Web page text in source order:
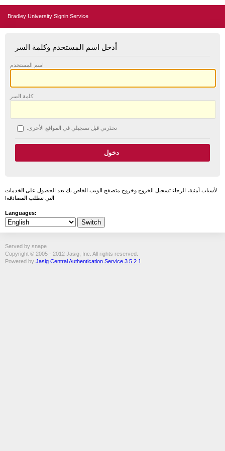
Bradley University Signin Service
أدخل اسم المستخدم وكلمة السر
اسم المستخدم
كلمة السر
تحذرني قبل تسجيلي في المواقع الأخرى.
لأسباب أمنية، الرجاء تسجيل الخروج وخروج متصفح الويب الخاص بك بعد الحصول على الخدمات
التي تتطلب المصادقة!
Languages:
Served by snape
Copyright © 2005 - 2012 Jasig, Inc. All rights reserved.
Powered by Jasig Central Authentication Service 3.5.2.1